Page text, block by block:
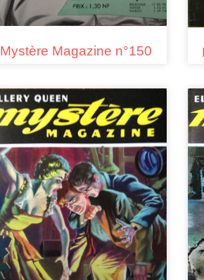
Mystère Magazine n°150